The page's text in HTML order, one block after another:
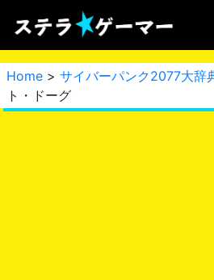
Home > サイバーパンク2077大辞
ト・ドーグ